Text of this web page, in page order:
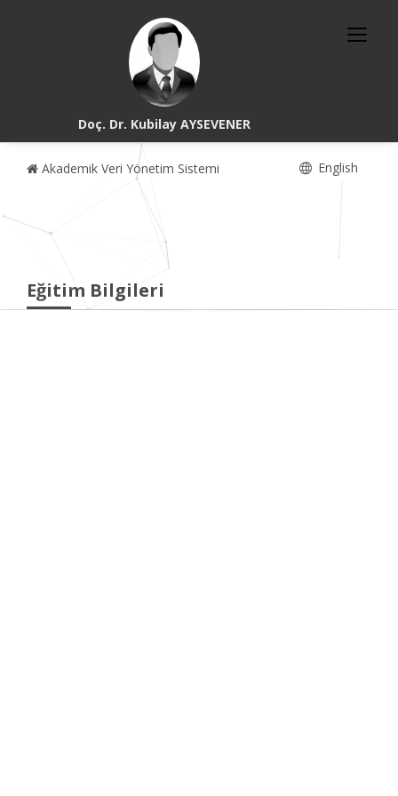
Doç. Dr. Kubilay AYSEVENER
Akademik Veri Yönetim Sistemi English
Eğitim Bilgileri